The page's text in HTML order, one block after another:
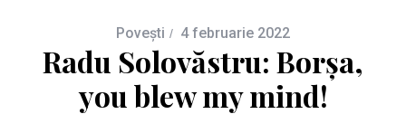
Povești 4 februarie 2022
Radu Solovăstru: Borșa,
you blew my mind!